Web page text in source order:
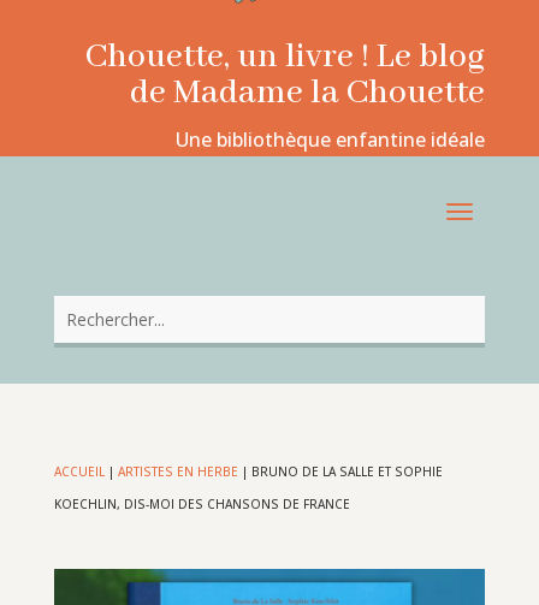
Chouette, un livre ! Le blog
de Madame la Chouette
Une bibliothèque enfantine idéale
ACCUEIL| ARTISTES EN HERBE | BRUNO DE LA SALLE ET SOPHIE
KOECHLIN, DIS-MOI DES CHANSONS DE FRANCE